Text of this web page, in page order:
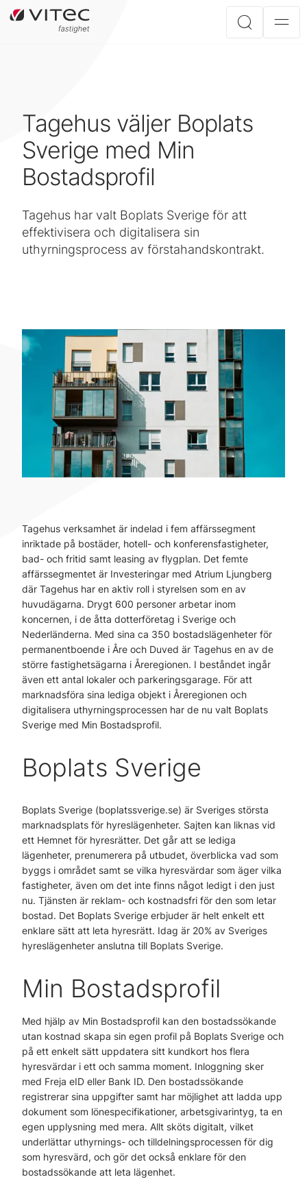
Tagehus väljer Boplats
Sverige med Min
Bostadsprofil
Tagehus har valt Boplats Sverige för att
effektivisera och digitalisera sin
uthyrningsprocess av förstahandskontrakt.
Tagehus verksamhet är indelad i fem affärssegment
inriktade på bostäder, hotell- och konferensfastigheter,
bad- och fritid samt leasing av flygplan. Det femte
affärssegmentet är Investeringar med Atrium Ljungberg
där Tagehus har en aktiv roll i styrelsen som en av
huvudägarna. Drygt 600 personer arbetar inom
koncernen, i de åtta dotterföretag i Sverige och
Nederländerna. Med sina ca 350 bostadslägenheter för
permanentboende i Åre och Duved är Tagehus en av de
större fastighetsägarna i Åreregionen. I beståndet ingår
även ett antal lokaler och parkeringsgarage. För att
marknadsföra sina lediga objekt i Åreregionen och
digitalisera uthyrningsprocessen har de nu valt Boplats
Sverige med Min Bostadsprofil.
Boplats Sverige
Boplats Sverige (boplatssverige.se) är Sveriges största
marknadsplats för hyreslägenheter. Sajten kan liknas vid
ett Hemnet för hyresrätter. Det går att se lediga
lägenheter, prenumerera på utbudet, överblicka vad som
byggs i området samt se vilka hyresvärdar som äger vilka
fastigheter, även om det inte finns något ledigt i den just
nu. Tjänsten är reklam- och kostnadsfri för den som letar
bostad. Det Boplats Sverige erbjuder är helt enkelt ett
enklare sätt att leta hyresrätt. Idag är 20% av Sveriges
hyreslägenheter anslutna till Boplats Sverige.
Min Bostadsprofil
Med hjälp av Min Bostadsprofil kan den bostadssökande
utan kostnad skapa sin egen profil på Boplats Sverige och
på ett enkelt sätt uppdatera sitt kundkort hos flera
hyresvärdar i ett och samma moment. Inloggning sker
med Freja eID eller Bank ID. Den bostadssökande
registrerar sina uppgifter samt har möjlighet att ladda upp
dokument som lönespecifikationer, arbetsgivarintyg, ta en
egen upplysning med mera. Allt sköts digitalt, vilket
underlättar uthyrnings- och tilldelningsprocessen för dig
som hyresvärd, och gör det också enklare för den
bostadssökande att leta lägenhet.